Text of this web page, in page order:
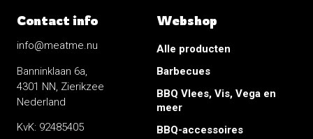
Contact info
info@meatme.nu
Banninklaan 6a,
4301 NN, Zierikzee
Nederland
KvK: 92485405
Webshop
Alle producten
Barbecues
BBQ Vlees, Vis, Vega en
meer
BBQ-accessoires